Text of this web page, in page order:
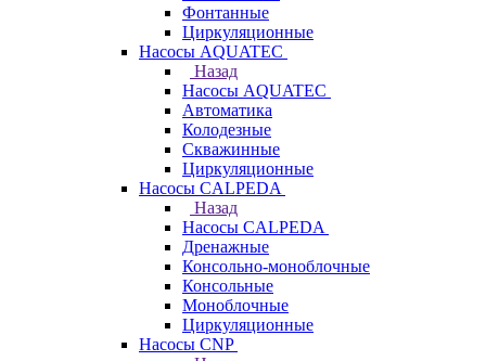
Фонтанные
Циркуляционные
Насосы AQUATEC
Назад
Насосы AQUATEC
Автоматика
Колодезные
Скважинные
Циркуляционные
Насосы CALPEDA
Назад
Насосы CALPEDA
Дренажные
Консольно-моноблочные
Консольные
Моноблочные
Циркуляционные
Насосы CNP